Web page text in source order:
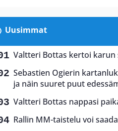
Uusimmat
Valtteri Bottas kertoi karun
Sebastien Ogierin
ja näin suuret puut
Valtteri Bottas nappasi
Rallin MM-taistelu voi